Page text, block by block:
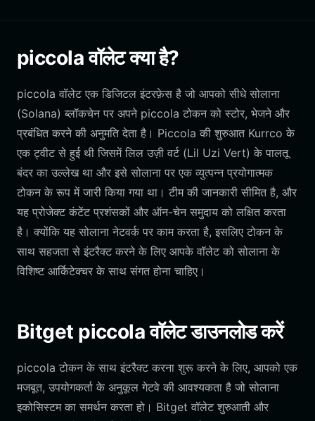
piccola वॉलेट क्या है?
piccola वॉलेट एक डिजिटल इंटरफ़ेस है जो आपको सीधे सोलाना
(Solana) ब्लॉकचेन पर अपने piccola टोकन को स्टोर, भेजने और
प्रबंधित करने की अनुमति देता है। Piccola की शुरुआत Kurrco के
एक ट्वीट से हुई थी जिसमें लिल उज़ी वर्ट (Lil Uzi Vert) के पालतू
बंदर का उल्लेख था और इसे सोलाना पर एक व्युत्पन्न प्रयोगात्मक
टोकन के रूप में जारी किया गया था। टीम की जानकारी सीमित है, और
यह प्रोजेक्ट कंटेंट प्रशंसकों और ऑन-चेन समुदाय को लक्षित करता
है। क्योंकि यह सोलाना नेटवर्क पर काम करता है, इसलिए टोकन के
साथ सहजता से इंटरैक्ट करने के लिए आपके वॉलेट को सोलाना के
विशिष्ट आर्किटेक्चर के साथ संगत होना चाहिए।
Bitget piccola वॉलेट डाउनलोड करें
piccola टोकन के साथ इंटरैक्ट करना शुरू करने के लिए, आपको एक
मजबूत, उपयोगकर्ता के अनुकूल गेटवे की आवश्यकता है जो सोलाना
इकोसिस्टम का समर्थन करता हो। Bitget वॉलेट शुरुआती और